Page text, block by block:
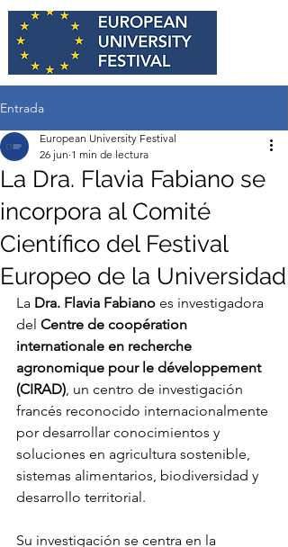
Entrada
La Dra. Flavia Fabiano se
incorpora al Comité
Científico del Festival
Europeo de la Universidad
European University Festival
26 jun 1 min de lectura
La Dra. Flavia Fabiano es investigadora
del Centre de coopération
internationale en recherche
agronomique pour le développement
(CIRAD), un centro de investigación
francés reconocido internacionalmente
por desarrollar conocimientos y
soluciones en agricultura sostenible,
sistemas alimentarios, biodiversidad y
desarrollo territorial.
Su investigación se centra en la